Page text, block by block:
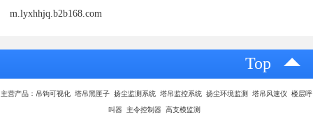
m.lyxhhjq.b2b168.com
Top
主营产品：吊钩可视化 塔吊黑匣子 扬尘监测系统 塔吊监控系统 扬尘环境监测 塔吊风速仪 楼层呼
叫器 主令控制器 高支模监测